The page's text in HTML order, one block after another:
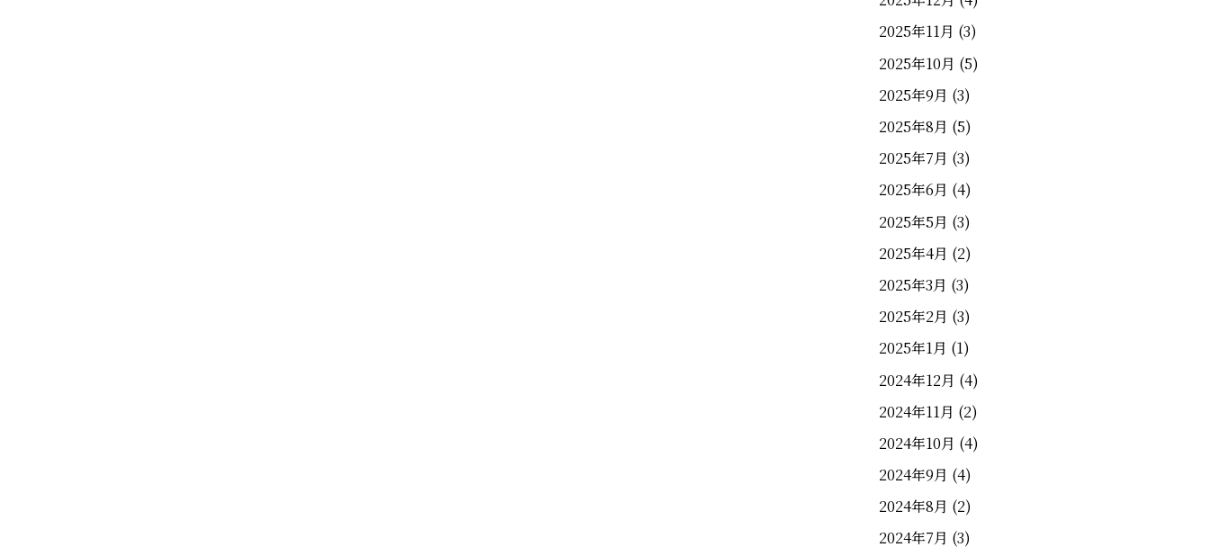
2025年11月 (3)
2025年10月 (5)
2025年9月 (3)
2025年8月 (5)
2025年7月 (3)
2025年6月 (4)
2025年5月 (3)
2025年4月 (2)
2025年3月 (3)
2025年2月 (3)
2025年1月 (1)
2024年12月 (4)
2024年11月 (2)
2024年10月 (4)
2024年9月 (4)
2024年8月 (2)
2024年7月 (3)